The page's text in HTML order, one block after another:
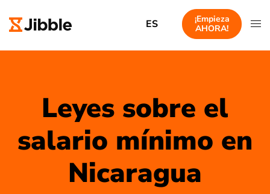
ES
¡Empieza
AHORA!
Leyes sobre el
salario mínimo en
Nicaragua